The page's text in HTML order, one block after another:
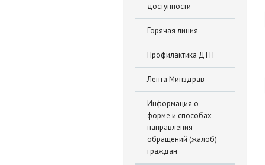
доступности
Горячая линия
Профилактика ДТП
Лента Минздрав
Информация о
форме и способах
направления
обращений (жалоб)
граждан